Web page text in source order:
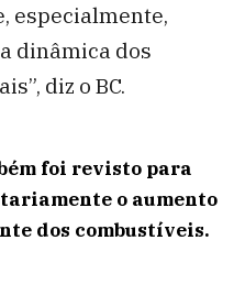
especialmente,
dinâmica dos
diz o BC.
foi revisto para
o aumento
dos combustíveis.